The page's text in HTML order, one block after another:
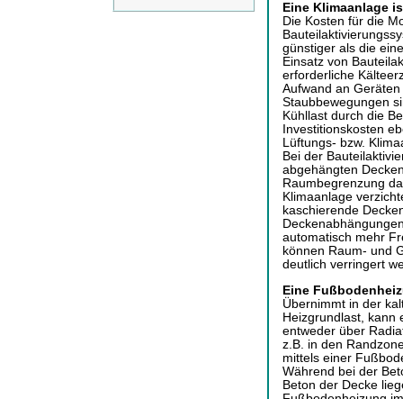
Eine Klimaanlage
Die Kosten für die
günstiger als die
Einsatz von
erforderliche
Aufwand an
Staubbewegungen
Kühllast durch die
Investitionskosten
Lüftungs- bzw.
Bei der
abgehängten
Raumbegrenzung
Klimaanlage
kaschierende
automatisch mehr
können Raum- und
deutlich verringert
Eine
Übernimmt in der
Heizgrundlast, kann
entweder über
z.B. in den
mittels einer
Während bei der
Beton der Decke